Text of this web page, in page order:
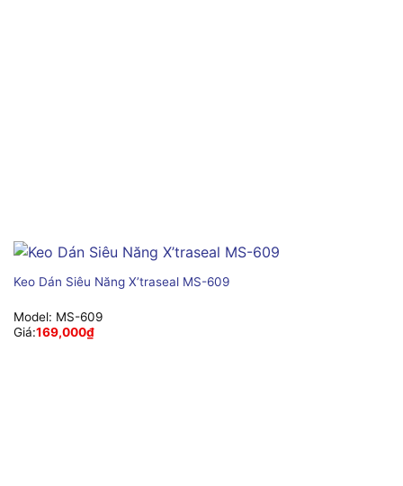
Keo Dán Siêu Năng X’traseal MS-609
Model: MS-609
Giá:169,000₫